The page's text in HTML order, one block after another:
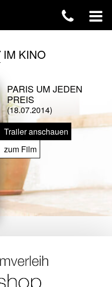
IM KINO
PARIS UM JEDEN
PREIS
(18.07.2014)
Trailer anschauen
zum Film